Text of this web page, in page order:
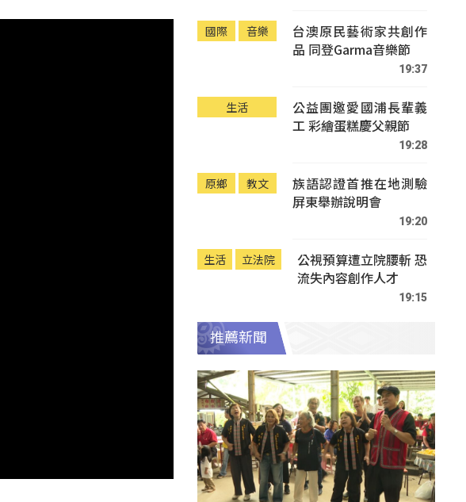
國際 音樂
台澳原民藝術家共創作
品 同登Garma音樂節
19:37
生活
公益團邀愛國浦長輩義
工 彩繪蛋糕慶父親節
19:28
原鄉 教文
族語認證首推在地測驗
屏東舉辦說明會
19:20
生活 立法院
公視預算遭立院腰斬 恐
流失內容創作人才
19:15
推薦新聞